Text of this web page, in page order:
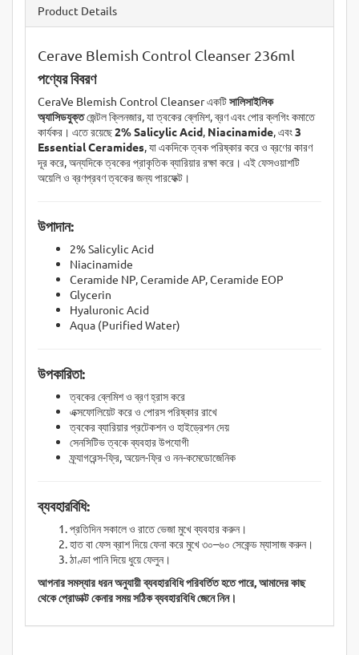
Product Details
Cerave Blemish Control Cleanser 236ml
পণ্যের বিবরণ
CeraVe Blemish Control Cleanser একটিসালিসাইলিক
অ্যাসিডযুক্তজেন্টল ক্লিনজার, যা ত্বকের ব্লেমিশ, ব্রণ এবং পোর ক্লগিং কমাতে
কার্যকর। এতে রয়েছে2% Salicylic Acid, Niacinamide, এবং3
Essential Ceramides, যা একদিকে ত্বক পরিষ্কার করে ও ব্রণের কারণ
দূর করে, অন্যদিকে ত্বকের প্রাকৃতিক ব্যারিয়ার রক্ষা করে। এই ফেসওয়াশটি
অয়েলি ও ব্রণপ্রবণ ত্বকের জন্য পারফেক্ট।
উপাদান:
2% Salicylic Acid
Niacinamide
Ceramide NP, Ceramide AP, Ceramide EOP
Glycerin
Hyaluronic Acid
Aqua (Purified Water)
উপকারিতা:
ত্বকের ব্লেমিশ ও ব্রণ হ্রাস করে
এক্সফোলিয়েট করে ও পোরস পরিষ্কার রাখে
ত্বকের ব্যারিয়ার প্রটেকশন ও হাইড্রেশন দেয়
সেনসিটিভ ত্বকে ব্যবহার উপযোগী
ফ্র্যাগরেন্স-ফ্রি, অয়েল-ফ্রি ও নন-কমেডোজেনিক
ব্যবহারবিধি:
প্রতিদিন সকালে ও রাতে ভেজা মুখে ব্যবহার করুন।
হাত বা ফেস ব্রাশ দিয়ে ফেনা করে মুখে ৩০–৬০ সেকেন্ড ম্যাসাজ করুন।
ঠাণ্ডা পানি দিয়ে ধুয়ে ফেলুন।
আপনার সমস্যার ধরন অনুযায়ী ব্যবহারবিধি পরিবর্তিত হতে পারে, আমাদের কাছ
থেকে প্রোডাক্ট কেনার সময় সঠিক ব্যবহারবিধি জেনে নিন।